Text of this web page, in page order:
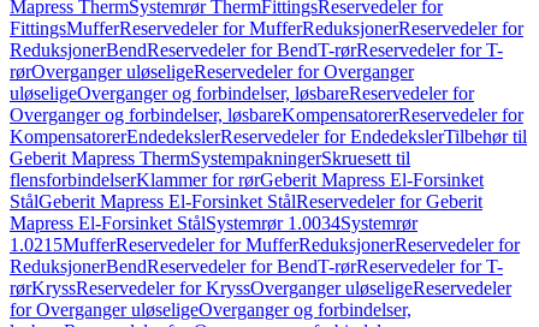
Mapress ThermSystemrør ThermFittingsReservedeler for
FittingsMufferReservedeler for MufferReduksjonerReservedeler for
ReduksjonerBendReservedeler for BendT-rørReservedeler for T-
rørOverganger uløseligeReservedeler for Overganger
uløseligeOverganger og forbindelser, løsbareReservedeler for
Overganger og forbindelser, løsbareKompensatorerReservedeler for
KompensatorerEndedekslerReservedeler for EndedekslerTilbehør til
Geberit Mapress ThermSystempakningerSkruesett til
flensforbindelserKlammer for rørGeberit Mapress El-Forsinket
StålGeberit Mapress El-Forsinket StålReservedeler for Geberit
Mapress El-Forsinket StålSystemrør 1.0034Systemrør
1.0215MufferReservedeler for MufferReduksjonerReservedeler for
ReduksjonerBendReservedeler for BendT-rørReservedeler for T-
rørKryssReservedeler for KryssOverganger uløseligeReservedeler
for Overganger uløseligeOverganger og forbindelser,